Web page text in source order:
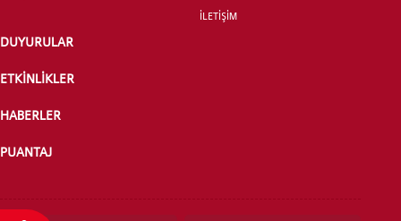
İLETİŞİM
DUYURULAR
ETKİNLİKLER
HABERLER
PUANTAJ